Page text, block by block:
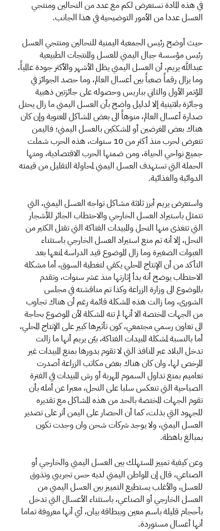
في هذه المادة نستعرض لكم مع عدد من النحالين ومنتجي
العسل عددا من الأمور التوضيحية في هذا الجانب.
حيث أوضح رئيس الجمعية اليمنية للنحالين ومنتجي العسل
رئيس مؤسسة جبال اليمني للعسل والمنتجات الطبيعية
عبدالله يريم، أن العسل اليمني يظل الأشهر والأكثر جودة عالمياً،
وما يزال رقماً صعباً بين أعسال العالم، وما حصد الجوائز في
المؤتمر الأول والثاني بباريس وحصوله على جائزتين ذهبية
وجائزة بلاتينية إلا لدليل واضح بأن العسل اليمني ما زال يحتل
صدارة أعسال العالم، منوهاً الى بعض المشاكل المعنوية وإن كان
هناك بعض المغرضين أو المشككين بالعسل اليمني؛ فاليمن
تتعرض لحرب منذ أكثر من 10 سنوات، هذه الحرب شملت
جميع نواحي الحياة، ومن ضمنها الحرب الاقتصادية، ومنها
الحملة التي تستهدف العسل اليمني لمحاولة التقليل من قيمته
الدوائية والغذائية.
واستعرض يريم أبرز ثلاثة مشاكل تواجه العسل اليمني، التي
تتمثل باستيراد العسل الخارجي والاحتطاب الجائر للأشجار
التي تتغذى منها النحل والمبيدات الفتاكة التي تقتل الكثير من
النحل، إلا أنه تم منع استيراد العسل الخارجي باستثناء
العبوات الصغيرة وما زال الموضوع قيد الدراسة لمنعها بعد
التأكد من أن الإنتاج المحلي يكفي لتغطية السوق، أما مشكلة
الاحتطاب يوضح أنه بدأ إثارتها منذ عشر سنوات، وتقدم
بالموضوع الى وزارة الزراعة وكذا تم مناقشته في مجلس
الشورى، وما زالت هذه المشكلة قائمة رغم أن هناك تجاوب
من الجهات المختصة الا أنها لم تنه المشكلة لأن الموضوع بحاجة
الى تعاون رسمي مجتمعي، كون تأثيرها كبير على الإنتاج المحلي،
أما بالنسبة لمشكلة المبيدات الفتاكة، بيّن يريم أنها ما زالت
تدخل البلاد عبر المنافذ التي لا تقوم بدورها بمنع المبيدات غير
المرخص لها، وان كان هناك بعض مكاتب الزراعة أصدرت
تعاميم بمنع تداول السموم المهربة أو رش المبيدات في الفترة
الصباحية التي تنعكس سلبا على النحل، معبرا عن أمله بأن
تقوم الجهات المختصة بالحد من هذه المشاكل مع تقديره
للجهود التي بذلت، كما أن الحصار على اليمن أثر على تصدير
العسل اليمني، ولا يوجد شركات شحن وان وجدت تكون
بمبالغ باهظة.
وعن كيفية تمييز المستهلك بين العسل اليمني والخارجي أو
الصناعي، قال إن المواطن اليمني لديه حس تجريبي وتذوق
للعسل، والأغلب يستطيع التمييز بين العسل اليمني من
العسل الخارجي أو الصناعي، باستثناء الأعسال التي تدخل
بأحجام قليلة باسم معين وببطاقة بيان، أي أنها معروفة تماما
أنها أعسال مستوردة.